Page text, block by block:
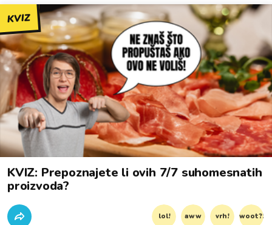
KVIZ
KVIZ: Prepoznajete li ovih 7/7 suhomesnatih
proizvoda?
lol! aww vrh! woot?!